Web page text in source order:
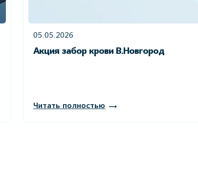
05.05.2026
Акция забор крови В.Новгород
Читать полностью